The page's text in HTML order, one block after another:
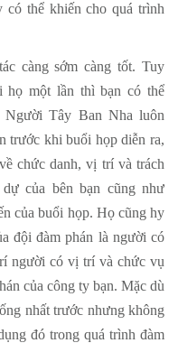
thể khiến cho quá trình
càng sớm càng tốt. Tuy
họ một lần thì bạn có thể
Người Tây Ban Nha luôn
trước khi buổi họp diễn ra,
chức danh, vị trí và trách
của bên bạn cũng như
của buổi họp. Họ cũng hy
đội đàm phán là người có
người có vị trí và chức vụ
của công ty bạn. Mặc dù
nhất trước nhưng không
đó trong quá trình đàm